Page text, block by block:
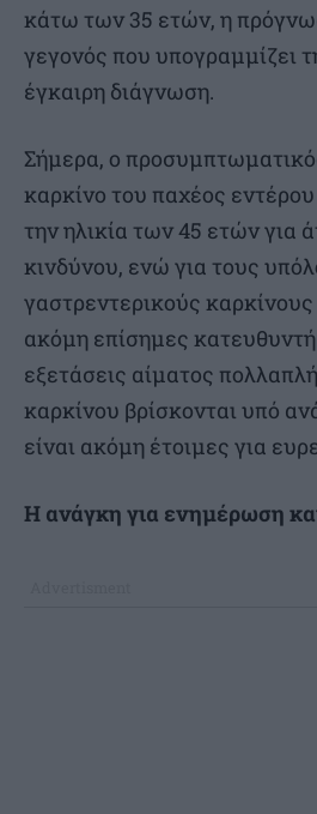
κάτω των 35 ετών, η
γεγονός που υπογραμμίζει
έγκαιρη διάγνωση.
Σήμερα, ο
καρκίνο του παχέος
την ηλικία των 45 ετών για
κινδύνου, ενώ για τους
γαστρεντερικούς
ακόμη επίσημες
εξετάσεις αίματος
καρκίνου βρίσκονται υπό
είναι ακόμη έτοιμες για
Η ανάγκη για ενημέρωση